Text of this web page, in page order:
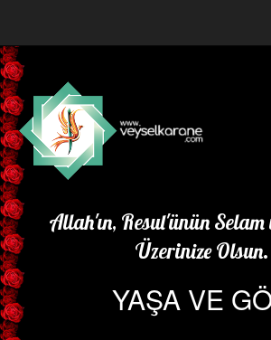
Allah'ın, Resul'ünün Selam
Üzerinize Olsun.
YAŞA VE